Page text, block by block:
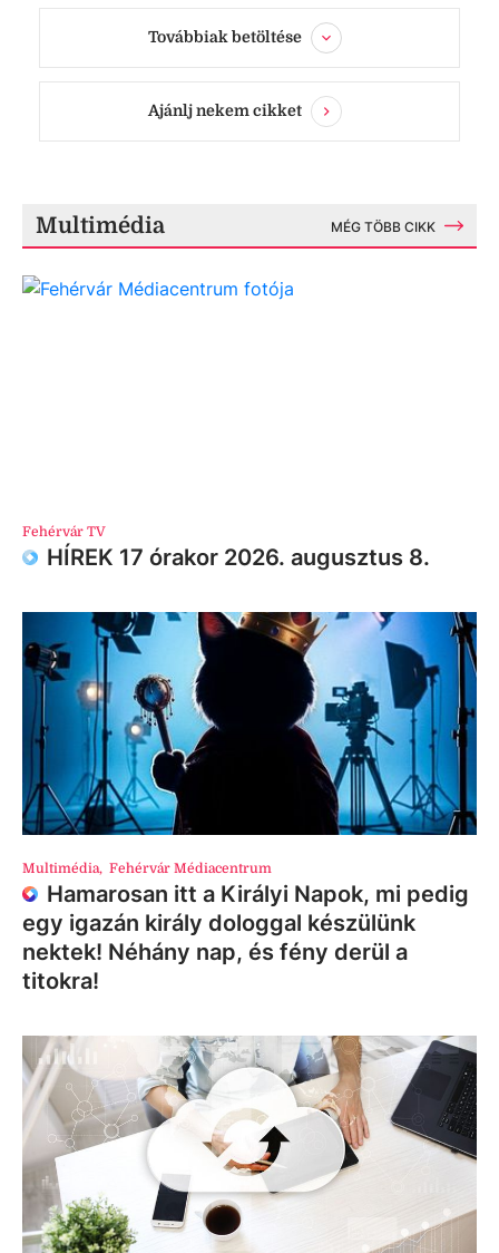
Továbbiak betöltése
Ajánlj nekem cikket
Multimédia MÉG TÖBB CIKK
Fehérvár TV
HÍREK 17 órakor 2026. augusztus 8.
Multimédia, Fehérvár Médiacentrum
Hamarosan itt a Királyi Napok, mi pedig
egy igazán király dologgal készülünk
nektek! Néhány nap, és fény derül a
titokra!